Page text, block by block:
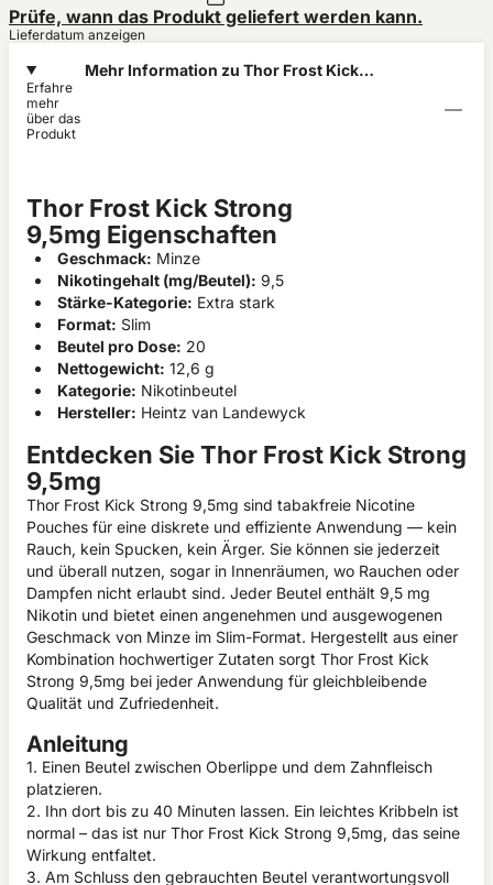
Prüfe, wann das Produkt geliefert werden kann.
Lieferdatum anzeigen
Mehr Information zu Thor Frost Kick
Erfahre
mehr
über das
Produkt
Thor Frost Kick Strong
9,5mg Eigenschaften
Geschmack: Minze
Nikotingehalt (mg/Beutel): 9,5
Stärke-Kategorie: Extra stark
Format: Slim
Beutel pro Dose: 20
Nettogewicht: 12,6 g
Kategorie: Nikotinbeutel
Hersteller: Heintz van Landewyck
Entdecken Sie Thor Frost Kick Strong
9,5mg
Thor Frost Kick Strong 9,5mg sind tabakfreie Nicotine
Pouches für eine diskrete und effiziente Anwendung — kein
Rauch, kein Spucken, kein Ärger. Sie können sie jederzeit
und überall nutzen, sogar in Innenräumen, wo Rauchen oder
Dampfen nicht erlaubt sind. Jeder Beutel enthält 9,5 mg
Nikotin und bietet einen angenehmen und ausgewogenen
Geschmack von Minze im Slim-Format. Hergestellt aus einer
Kombination hochwertiger Zutaten sorgt Thor Frost Kick
Strong 9,5mg bei jeder Anwendung für gleichbleibende
Qualität und Zufriedenheit.
Anleitung
1. Einen Beutel zwischen Oberlippe und dem Zahnfleisch
platzieren.
2. Ihn dort bis zu 40 Minuten lassen. Ein leichtes Kribbeln ist
normal – das ist nur Thor Frost Kick Strong 9,5mg, das seine
Wirkung entfaltet.
3. Am Schluss den gebrauchten Beutel verantwortungsvoll